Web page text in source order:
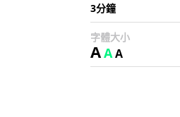
3分鐘
字體大小
AAA